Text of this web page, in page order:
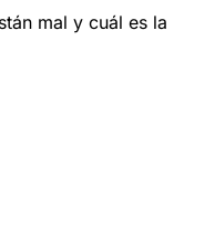
mal y cuál es la